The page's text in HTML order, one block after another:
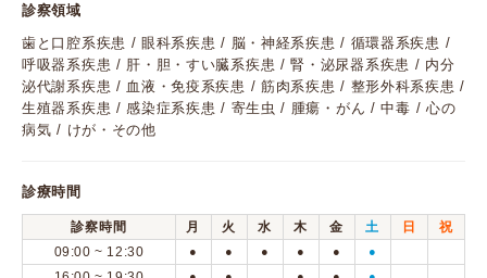
診察領域
歯と口腔系疾患 / 眼科系疾患 / 脳・神経系疾患 / 循環器系疾患 /
呼吸器系疾患 / 肝・胆・すい臓系疾患 / 腎・泌尿器系疾患 / 内分
泌代謝系疾患 / 血液・免疫系疾患 / 筋肉系疾患 / 整形外科系疾患 /
生殖器系疾患 / 感染症系疾患 / 寄生虫 / 腫瘍・がん / 中毒 / 心の
病気 / けが・その他
診療時間
診察時間 月 火 水 木 金 土 日
祝
09:00 ~ 12:30
● ● ● ● ● ●